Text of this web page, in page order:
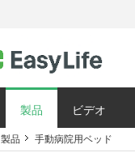
製品 ビデオ
製品 手動病院用ベッド